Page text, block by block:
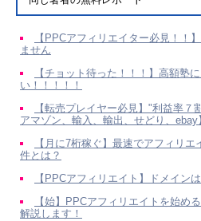
【PPCアフィリエイター必見！！
ません
【チョット待った！！！】高額塾
い！！！！！
【転売プレイヤー必見】"利益率７
アマゾン、輸入、輸出、せどり、ebay
【月に7桁稼ぐ】最速でアフィリ
件とは？
【PPCアフィリエイト】ドメイン
【始】PPCアフィリエイトを始め
解説します！